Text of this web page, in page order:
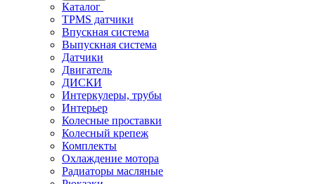
Каталог
TPMS датчики
Впускная система
Выпускная система
Датчики
Двигатель
ДИСКИ
Интеркулеры, трубы
Интерьер
Колесные проставки
Колесный крепеж
Комплекты
Охлаждение мотора
Радиаторы масляные